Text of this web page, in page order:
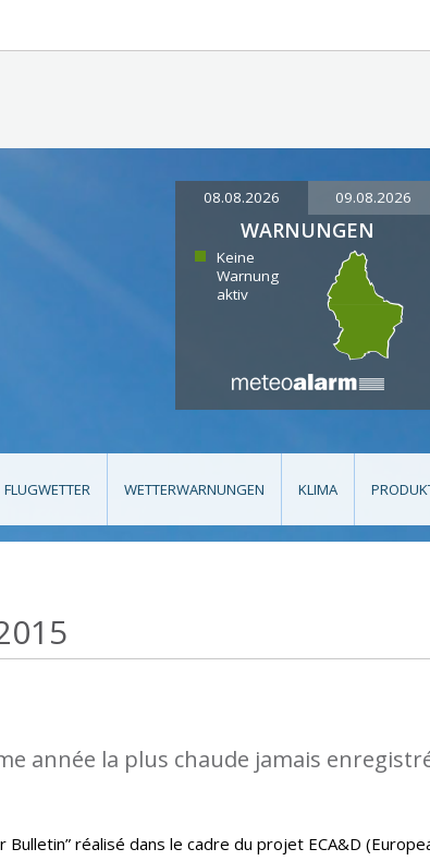
08.08.2026 09.08.2026
WARNUNGEN
Keine
Warnung
aktiv
FLUGWETTER WETTERWARNUNGEN KLIMA
année la plus chaude jamais
Bulletin” réalisé dans le cadre du projet ECA&D